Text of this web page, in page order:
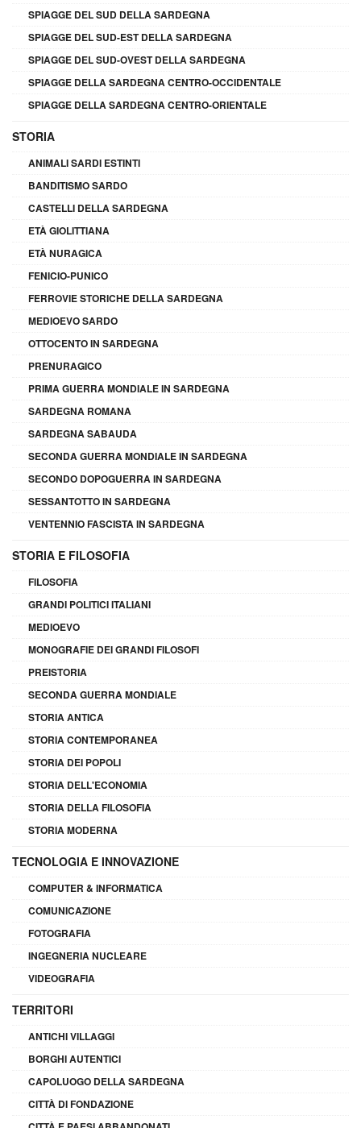
SPIAGGE DEL SUD DELLA SARDEGNA
SPIAGGE DEL SUD-EST DELLA SARDEGNA
SPIAGGE DEL SUD-OVEST DELLA SARDEGNA
SPIAGGE DELLA SARDEGNA CENTRO-OCCIDENTALE
SPIAGGE DELLA SARDEGNA CENTRO-ORIENTALE
STORIA
ANIMALI SARDI ESTINTI
BANDITISMO SARDO
CASTELLI DELLA SARDEGNA
ETÀ GIOLITTIANA
ETÀ NURAGICA
FENICIO-PUNICO
FERROVIE STORICHE DELLA SARDEGNA
MEDIOEVO SARDO
OTTOCENTO IN SARDEGNA
PRENURAGICO
PRIMA GUERRA MONDIALE IN SARDEGNA
SARDEGNA ROMANA
SARDEGNA SABAUDA
SECONDA GUERRA MONDIALE IN SARDEGNA
SECONDO DOPOGUERRA IN SARDEGNA
SESSANTOTTO IN SARDEGNA
VENTENNIO FASCISTA IN SARDEGNA
STORIA E FILOSOFIA
FILOSOFIA
GRANDI POLITICI ITALIANI
MEDIOEVO
MONOGRAFIE DEI GRANDI FILOSOFI
PREISTORIA
SECONDA GUERRA MONDIALE
STORIA ANTICA
STORIA CONTEMPORANEA
STORIA DEI POPOLI
STORIA DELL'ECONOMIA
STORIA DELLA FILOSOFIA
STORIA MODERNA
TECNOLOGIA E INNOVAZIONE
COMPUTER & INFORMATICA
COMUNICAZIONE
FOTOGRAFIA
INGEGNERIA NUCLEARE
VIDEOGRAFIA
TERRITORI
ANTICHI VILLAGGI
BORGHI AUTENTICI
CAPOLUOGO DELLA SARDEGNA
CITTÀ DI FONDAZIONE